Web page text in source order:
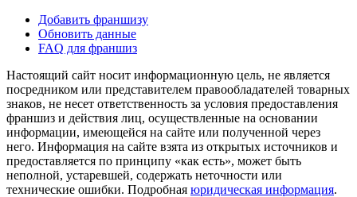
Добавить франшизу
Обновить данные
FAQ для франшиз
Настоящий сайт носит информационную цель, не является
посредником или представителем правообладателей товарных
знаков, не несет ответственность за условия предоставления
франшиз и действия лиц, осуществленные на основании
информации, имеющейся на сайте или полученной через
него. Информация на сайте взята из открытых источников и
предоставляется по принципу «как есть», может быть
неполной, устаревшей, содержать неточности или
технические ошибки. Подробная юридическая информация.